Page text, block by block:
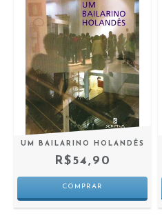
UM BAILARINO HOLANDÊS
R$54,90